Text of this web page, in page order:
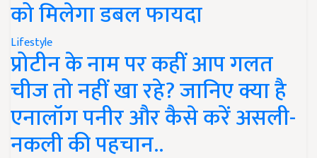
को मिलेगा डबल फायदा
Lifestyle
प्रोटीन के नाम पर कहीं आप गलत
चीज तो नहीं खा रहे? जानिए क्या है
एनालॉग पनीर और कैसे करें असली-
नकली की पहचान..